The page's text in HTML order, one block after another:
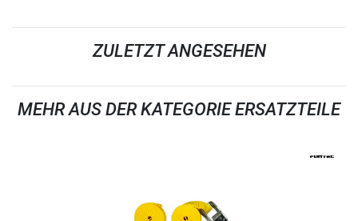
ZULETZT ANGESEHEN
MEHR AUS DER KATEGORIE ERSATZTEILE